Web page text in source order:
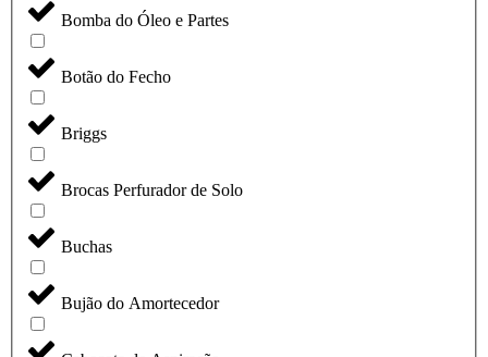
Bomba do Óleo e Partes
Botão do Fecho
Briggs
Brocas Perfurador de Solo
Buchas
Bujão do Amortecedor